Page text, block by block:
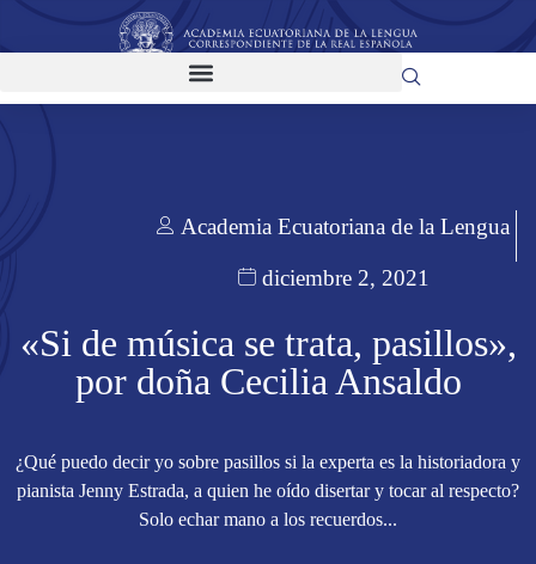
Academia Ecuatoriana de la Lengua
diciembre 2, 2021
«Si de música se trata, pasillos»,
por doña Cecilia Ansaldo
¿Qué puedo decir yo sobre pasillos si la experta es la historiadora y
pianista Jenny Estrada, a quien he oído disertar y tocar al respecto?
Solo echar mano a los recuerdos...